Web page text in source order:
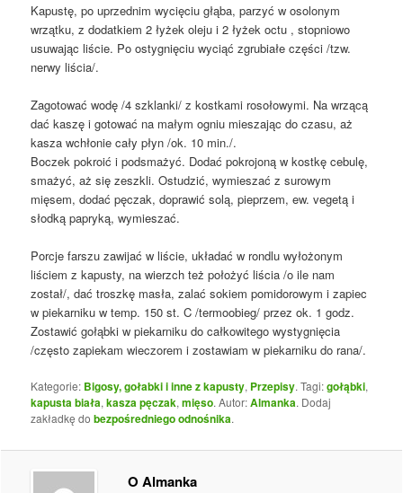
Kapustę, po uprzednim wycięciu głąba, parzyć w osolonym
wrzątku, z dodatkiem 2 łyżek oleju i 2 łyżek octu , stopniowo
usuwając liście. Po ostygnięciu wyciąć zgrubiałe części /tzw.
nerwy liścia/.
Zagotować wodę /4 szklanki/ z kostkami rosołowymi. Na wrzącą
dać kaszę i gotować na małym ogniu mieszając do czasu, aż
kasza wchłonie cały płyn /ok. 10 min./.
Boczek pokroić i podsmażyć. Dodać pokrojoną w kostkę cebulę,
smażyć, aż się zeszkli. Ostudzić, wymieszać z surowym
mięsem, dodać pęczak, doprawić solą, pieprzem, ew. vegetą i
słodką papryką, wymieszać.
Porcje farszu zawijać w liście, układać w rondlu wyłożonym
liściem z kapusty, na wierzch też położyć liścia /o ile nam
został/, dać troszkę masła, zalać sokiem pomidorowym i zapiec
w piekarniku w temp. 150 st. C /termoobieg/ przez ok. 1 godz.
Zostawić gołąbki w piekarniku do całkowitego wystygnięcia
/często zapiekam wieczorem i zostawiam w piekarniku do rana/.
Kategorie: Bigosy, gołabki i inne z kapusty, Przepisy. Tagi:gołąbki,
kapusta biała,kasza pęczak,mięso. Autor:Almanka. Dodaj
zakładkę dobezpośredniego odnośnika.
O Almanka